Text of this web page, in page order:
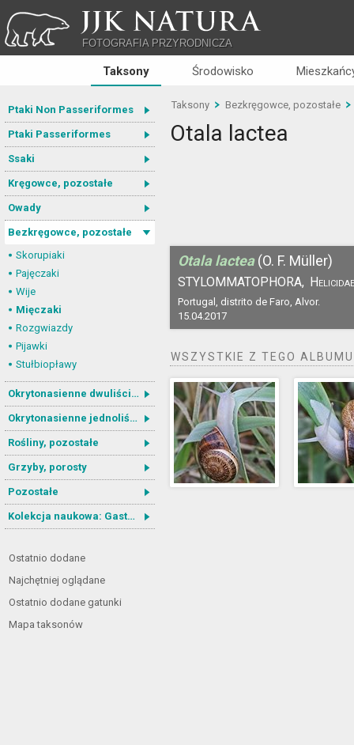
JJK NATURA
FOTOGRAFIA PRZYRODNICZA
Taksony Środowisko
Ptaki Non Passeriformes
Ptaki Passeriformes
Ssaki
Kręgowce, pozostałe
Owady
Bezkręgowce, pozostałe
Skorupiaki
Pajęczaki
Wije
Mięczaki
Rozgwiazdy
Pijawki
Stułbiopławy
Okrytonasienne dwuliścienne
Okrytonasienne jednoliścienne
Rośliny, pozostałe
Grzyby, porosty
Pozostałe
Kolekcja naukowa: Gastrotricha
Ostatnio dodane
Najchętniej oglądane
Ostatnio dodane gatunki
Mapa taksonów
Taksony Bezkręgowce, pozostałe
Otala lactea
Otala lactea (O. F. Müller)
STYLOMMATOPHORA, Helicidae
Portugal, distrito de Faro, Alvor.
15.04.2017
WSZYSTKIE Z TEGO ALBUMU